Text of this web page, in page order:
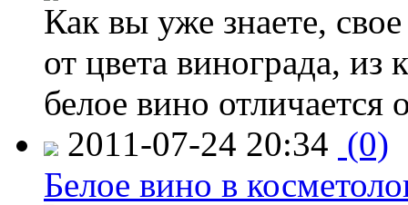
Как вы уже знаете,
от цвета винограда, из
белое вино отличается
2011-07-24 20:34 (0)
Белое вино в